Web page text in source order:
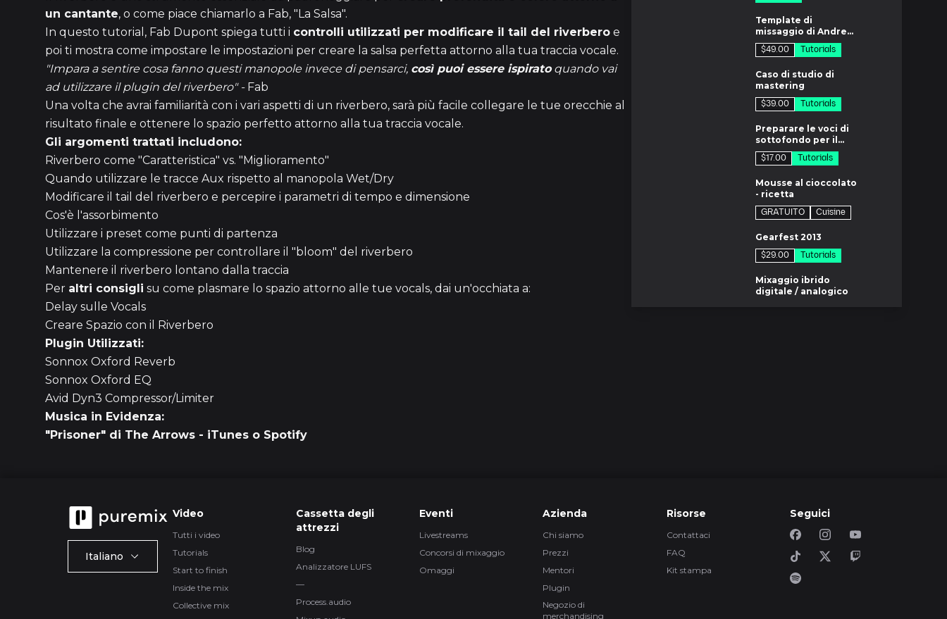
un cantante, o come piace chiamarlo a Fab, "La Salsa".
In questo tutorial, Fab Dupont spiega tutti i controlli utilizzati per modificare il tail del riverbero e
poi ti mostra come impostare le impostazioni per creare la salsa perfetta attorno alla tua traccia vocale.
"Impara a sentire cosa fanno questi manopole invece di pensarci, così puoi essere ispiratoquando vai
ad utilizzare il plugin del riverbero" - Fab
Una volta che avrai familiarità con i vari aspetti di un riverbero, sarà più facile collegare le tue orecchie al
risultato finale e ottenere lo spazio perfetto attorno alla tua traccia vocale.
Gli argomenti trattati includono:
Riverbero come "Caratteristica" vs. "Miglioramento"
Quando utilizzare le tracce Aux rispetto al manopola Wet/Dry
Modificare il tail del riverbero e percepire i parametri di tempo e dimensione
Cos'è l'assorbimento
Utilizzare i preset come punti di partenza
Utilizzare la compressione per controllare il "bloom" del riverbero
Mantenere il riverbero lontano dalla traccia
Per altri consigli su come plasmare lo spazio attorno alle tue vocals, dai un'occhiata a:
Delay sulle Vocals
Creare Spazio con il Riverbero
Plugin Utilizzati:
Sonnox Oxford Reverb
Sonnox Oxford EQ
Avid Dyn3 Compressor/Limiter
Musica in Evidenza:
"Prisoner" di The Arrows - iTunes o Spotify
Template di
missaggio di Andrew
Scheps
$49.00
Tutorials
Caso di studio di
mastering
$39.00
Tutorials
Preparare le voci di
sottofondo per il
mixaggio
$17.00
Tutorials
Mousse al cioccolato
- ricetta
GRATUITO
Cuisine
Gearfest 2013
$29.00
Tutorials
Mixaggio ibrido
digitale / analogico
Tra Due Shures
Tutorials
I 13 migliori
scorciatoie da
tastiera in Pro Tools
GRATUITO
Italiano
Video
Tutti i video
Tutorials
Start to finish
Inside the mix
Collective mix
Cassetta degli
attrezzi
Blog
Analizzatore LUFS
—
Process.audio
Eventi
Livestreams
Concorsi di mixaggio
Omaggi
Azienda
Chi siamo
Prezzi
Mentori
Plugin
Negozio di
merchandising
Risorse
Contattaci
FAQ
Kit stampa
Seguici